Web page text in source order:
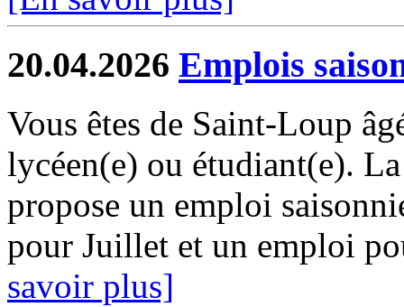
20.04.2026 Emplois
Vous êtes de Saint-Loup
lycéen(e) ou étudiant(e).
propose un emploi
pour Juillet et un emploi
savoir plus]